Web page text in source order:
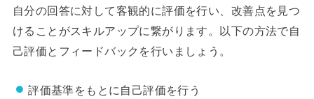
自分の回答に対して客観的に評価を行い、改善点を見つ
けることがスキルアップに繋がります。以下の方法で自
己評価とフィードバックを行いましょう。
評価基準をもとに自己評価を行う